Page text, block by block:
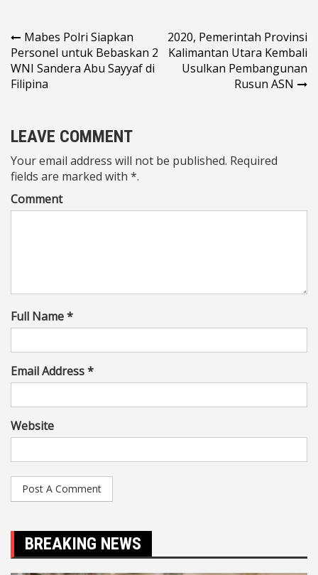
Navigasi
pos
Mabes Polri Siapkan
Personel untuk Bebaskan 2
WNI Sandera Abu Sayyaf di
Filipina
2020, Pemerintah Provinsi
Kalimantan Utara Kembali
Usulkan Pembangunan
Rusun ASN
LEAVE COMMENT
Your email address will not be published. Required
fields are marked with *.
Comment
Full Name *
Email Address *
Website
BREAKING NEWS